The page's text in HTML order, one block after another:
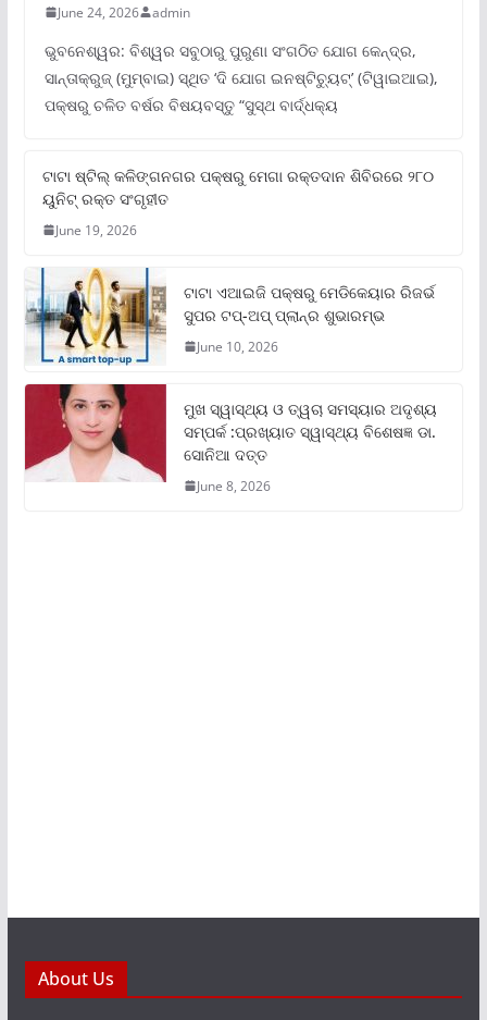
June 24, 2026 admin
ଭୁବନେଶ୍ୱର: ବିଶ୍ୱର ସବୁଠାରୁ ପୁରୁଣା ସଂଗଠିତ ଯୋଗ କେନ୍ଦ୍ର,
ସାନ୍ତାକ୍ରୁଜ୍ (ମୁମ୍ବାଇ) ସ୍ଥିତ ‘ଦି ଯୋଗ ଇନଷ୍ଟିଚ୍ୟୁଟ୍‌’ (ଟିୱାଇଆଇ),
ପକ୍ଷରୁ ଚଳିତ ବର୍ଷର ବିଷୟବସ୍ତୁ “ସୁସ୍ଥ ବାର୍ଦ୍ଧକ୍ୟ
ଟାଟା ଷ୍ଟିଲ୍‌ କଳିଙ୍ଗନଗର ପକ୍ଷରୁ ମେଗା ରକ୍ତଦାନ ଶିବିରରେ ୨୮୦
ୟୁନିଟ୍‌ ରକ୍ତ ସଂଗୃହୀତ
June 19, 2026
ଟାଟା ଏଆଇଜି ପକ୍ଷରୁ ମେଡିକେୟାର ରିଜର୍ଭ
ସୁପର ଟପ୍‌-ଅପ୍ ପ୍ଲାନ୍‌ର ଶୁଭାରମ୍ଭ
June 10, 2026
ମୁଖ ସ୍ୱାସ୍ଥ୍ୟ ଓ ତ୍ୱଚା ସମସ୍ୟାର ଅଦୃଶ୍ୟ
ସମ୍ପର୍କ :ପ୍ରଖ୍ୟାତ ସ୍ୱାସ୍ଥ୍ୟ ବିଶେଷଜ୍ଞ ଡା.
ସୋନିଆ ଦତ୍ତ
June 8, 2026
About Us